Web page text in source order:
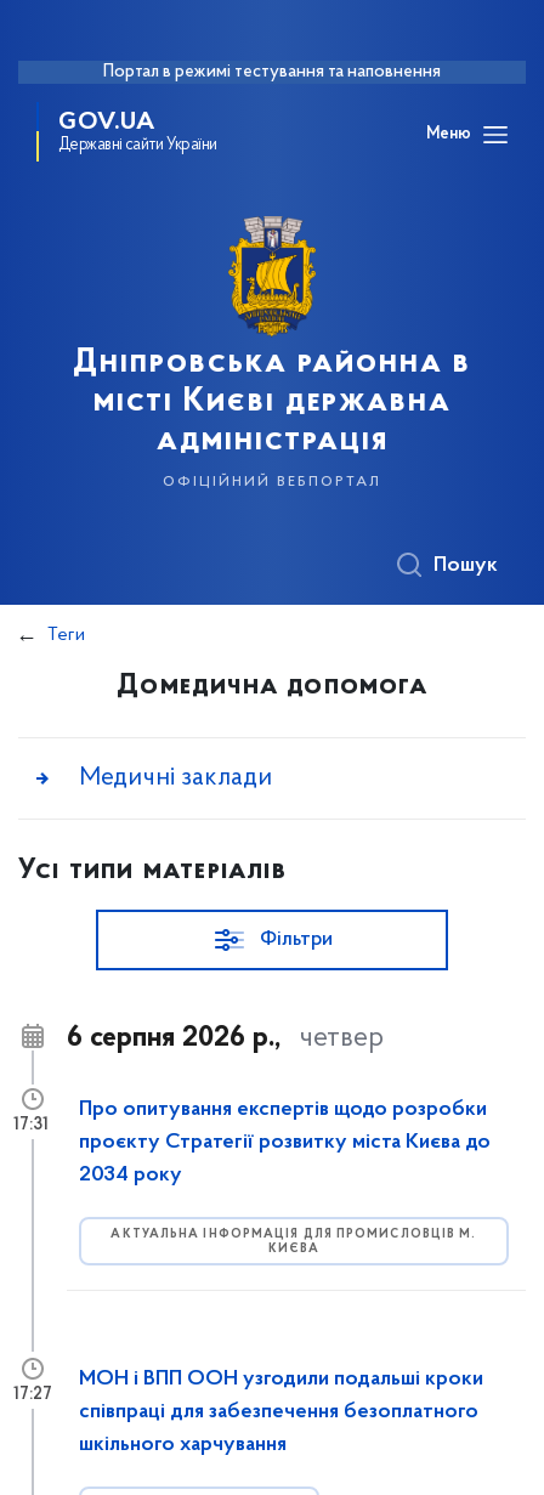
Портал в режимі тестування та наповнення
GOV.UA
Державні сайти України
Меню
Дніпровська районна в
місті Києві державна
адміністрація
офіційний вебпортал
Пошук
Теги
Домедична допомога
Медичні заклади
Усі типи матеріалів
Фільтри
6 серпня 2026 р., четвер
Про опитування експертів щодо розробки
проєкту Стратегії розвитку міста Києва до
2034 року
АКТУАЛЬНА ІНФОРМАЦІЯ ДЛЯ ПРОМИСЛОВЦІВ М.
КИЄВА
17:31
МОН і ВПП ООН узгодили подальші кроки
співпраці для забезпечення безоплатного
шкільного харчування
17:27